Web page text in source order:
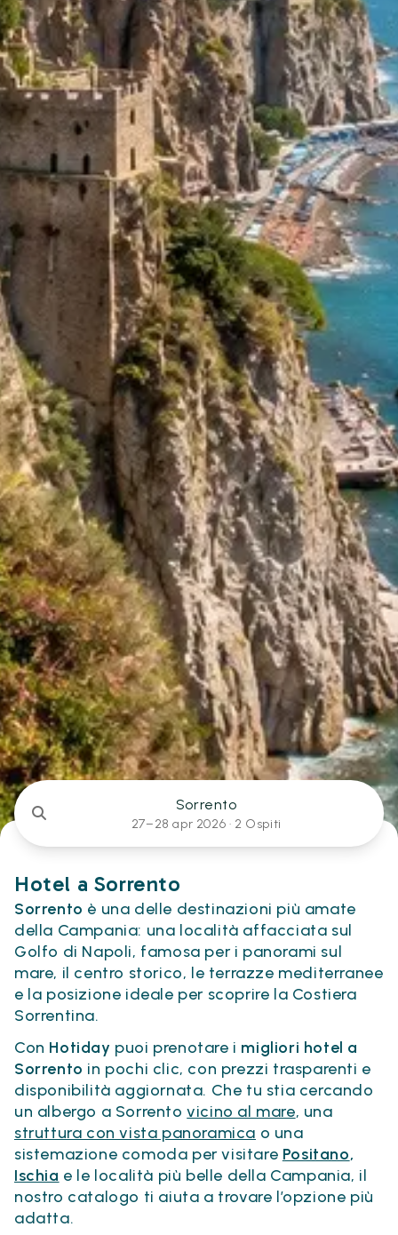
Sorrento
27–28 apr 2026 · 2 Ospiti
Hotel a Sorrento
Sorrento è una delle destinazioni più amate
della Campania: una località affacciata sul
Golfo di Napoli, famosa per i panorami sul
mare, il centro storico, le terrazze mediterranee
e la posizione ideale per scoprire la Costiera
Sorrentina.
Con Hotiday puoi prenotare i migliori hotel a
Sorrento in pochi clic, con prezzi trasparenti e
disponibilità aggiornata. Che tu stia cercando
un albergo a Sorrentovicino al mare, una
struttura con vista panoramica o una
sistemazione comoda per visitare Positano,
Ischia e le località più belle della Campania, il
nostro catalogo ti aiuta a trovare l’opzione più
adatta.